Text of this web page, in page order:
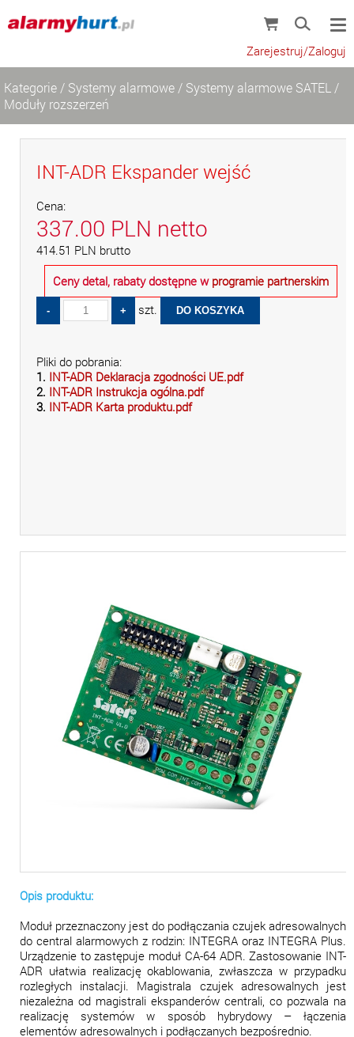
Zarejestruj/Zaloguj
Kategorie / Systemy alarmowe / Systemy alarmowe SATEL /
Moduły rozszerzeń
INT-ADR Ekspander wejść
Cena:
337.00 PLN netto
414.51 PLN brutto
Ceny detal, rabaty dostępne w programie partnerskim
szt.
Pliki do pobrania:
1. INT-ADR Deklaracja zgodności UE.pdf
2. INT-ADR Instrukcja ogólna.pdf
3. INT-ADR Karta produktu.pdf
Opis produktu:
Moduł przeznaczony jest do podłączania czujek adresowalnych
do central alarmowych z rodzin: INTEGRA oraz INTEGRA Plus.
Urządzenie to zastępuje moduł CA-64 ADR. Zastosowanie INT-
ADR ułatwia realizację okablowania, zwłaszcza w przypadku
rozległych instalacji. Magistrala czujek adresowalnych jest
niezależna od magistrali ekspanderów centrali, co pozwala na
realizację systemów w sposób hybrydowy – łączenia
elementów adresowalnych i podłączanych bezpośrednio.